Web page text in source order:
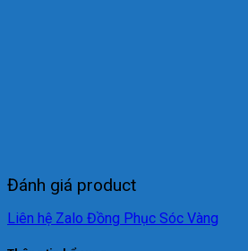
Đánh giá product
Liên hệ Zalo Đồng Phục Sóc Vàng